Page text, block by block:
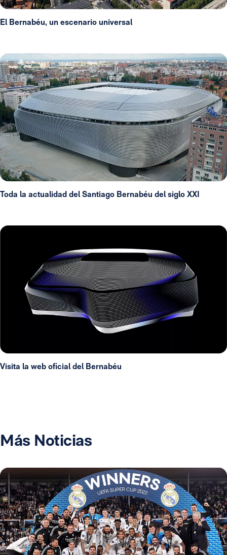
El Bernabéu, un escenario universal
Toda la actualidad del Santiago Bernabéu del siglo XXI
Visita la web oficial del Bernabéu
Más Noticias